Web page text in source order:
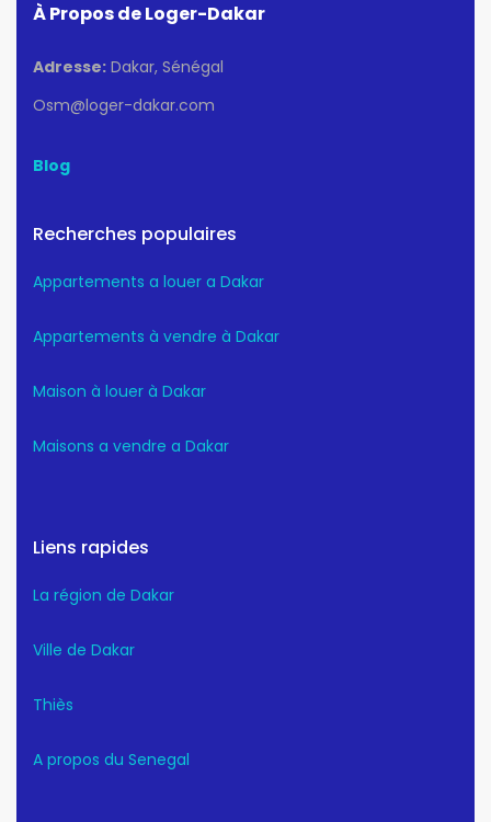
À Propos de Loger-Dakar
Adresse: Dakar, Sénégal
Osm@loger-dakar.com
Blog
Recherches populaires
Appartements a louer a Dakar
Appartements à vendre à Dakar
Maison à louer à Dakar
Maisons a vendre a Dakar
Liens rapides
La région de Dakar
Ville de Dakar
Thiès
A propos du Senegal